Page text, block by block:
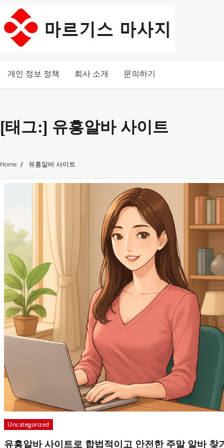
content
개인 정보 정책 회사 소개 문의하기
[태그:] 유흥알바 사이트
Home 유흥알바 사이트
Uncategorized
유흥알바 사이트로 합법적이고 안전한 주말 알바 찾